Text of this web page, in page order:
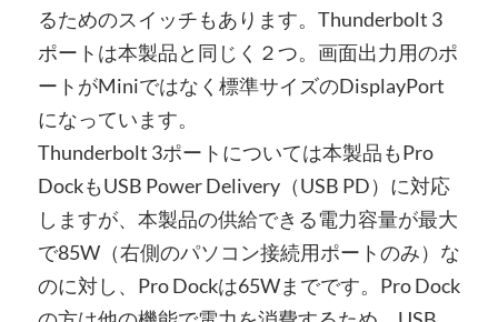
るためのスイッチもあります。Thunderbolt 3
ポートは本製品と同じく２つ。画面出力用のポ
ートがMiniではなく標準サイズのDisplayPort
になっています。
Thunderbolt 3ポートについては本製品もPro
DockもUSB Power Delivery（USB PD）に対応
しますが、本製品の供給できる電力容量が最大
で85W（右側のパソコン接続用ポートのみ）な
のに対し、Pro Dockは65Wまでです。Pro Dock